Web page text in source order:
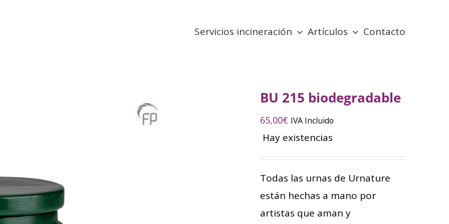
Servicios incineración Artículos Contacto
BU 215 biodegradable
65,00€ IVA Incluido
Hay existencias
Todas las urnas de Urnature
están hechas a mano por
artistas que aman y